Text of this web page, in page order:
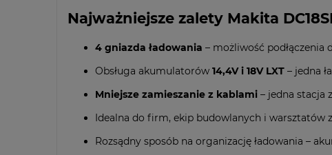
Najważniejsze zalety Makita
4 gniazda ładowania – możliwość podłączenia
Obsługa akumulatorów 14,4V i 18V LXT – jedna
Mniejsze zamieszanie z kablami – jedna stacja
Idealna do firm, ekip budowlanych i warsztatów
Rozsądny sposób na organizację ładowania –